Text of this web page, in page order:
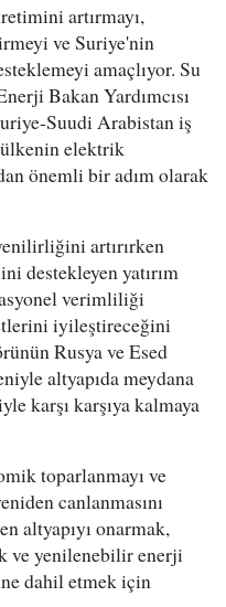
artırmayı,
ve Suriye'nin
amaçlıyor. Su
Bakan Yardımcısı
Suudi Arabistan iş
elektrik
önemli bir adım olarak
artırırken
destekleyen yatırım
verimliliği
iyileştireceğini
Rusya ve Esed
altyapıda meydana
karşı karşıya kalmaya
toparlanmayı ve
canlanmasını
altyapıyı onarmak,
ve yenilenebilir enerji
dahil etmek için